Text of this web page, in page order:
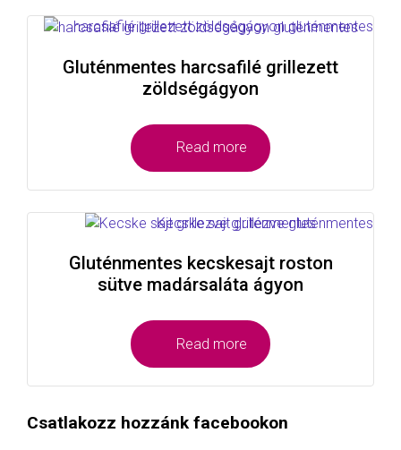
Gluténmentes harcsafilé grillezett
zöldségágyon
Read more
Gluténmentes kecskesajt roston
sütve madársaláta ágyon
Read more
Csatlakozz hozzánk facebookon